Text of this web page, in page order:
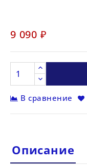
9 090 ₽
В сравнение
Описание